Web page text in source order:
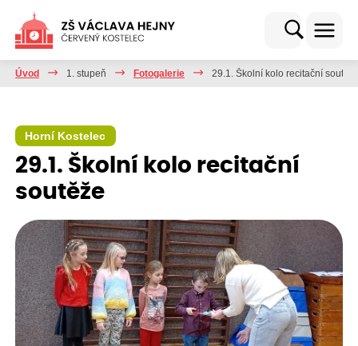
Úvod 1. stupeň Fotogalerie 29.1. Školní kolo recitační
Horní Kostelec
29.1. Školní kolo recitační
soutěže